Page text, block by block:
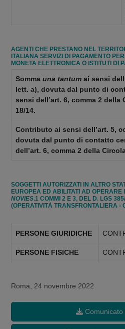
AGENTI CHE PRESTANO NEL
ITALIANA SERVIZI DI PAGAMENTO
MONETA ELETTRONICA O ISTITUTI DI
Somma una tantum ai sensi
lett. a), dovuta dal punto di
sensi dell’art. 6, comma 2 della
18/14.
Contributo ai sensi dell’art. 5,
dovuta dal punto di contatto
dell’art. 6, comma 2 della
SOGGETTI AUTORIZZATI IN ALTRO
EUROPEA ED ABILITATI AD OPERARE
NOVIES.1 COMMI 2 E 3, DEL D. LGS
(OPERATIVITÀ TRANSFRONTALIERA -
PERSONE GIURIDICHE
PERSONE FISICHE
Roma, 24 novembre 2022
Comunicato